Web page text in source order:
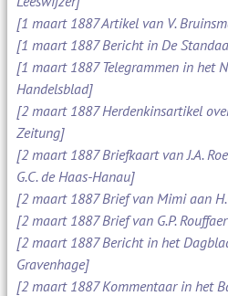
[1 maart 1887 Artikel van V.
[1 maart 1887 Bericht in De
[1 maart 1887 Telegrammen in het
Handelsblad]
[2 maart 1887 Herdenkinsartikel
Zeitung]
[2 maart 1887 Briefkaart van J.A.
G.C. de Haas-Hanau]
[2 maart 1887 Brief van Mimi aan
[2 maart 1887 Brief van G.P.
[2 maart 1887 Bericht in het
Gravenhage]
[2 maart 1887 Kommentaar in het